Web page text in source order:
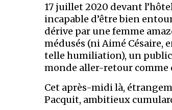
17 juillet 2020 devant
incapable d’être bien
dérive par une femme
médusés (ni Aimé Césaire,
telle humiliation), un
monde aller-retour
Cet après-midi là,
Pacquit, ambitieux